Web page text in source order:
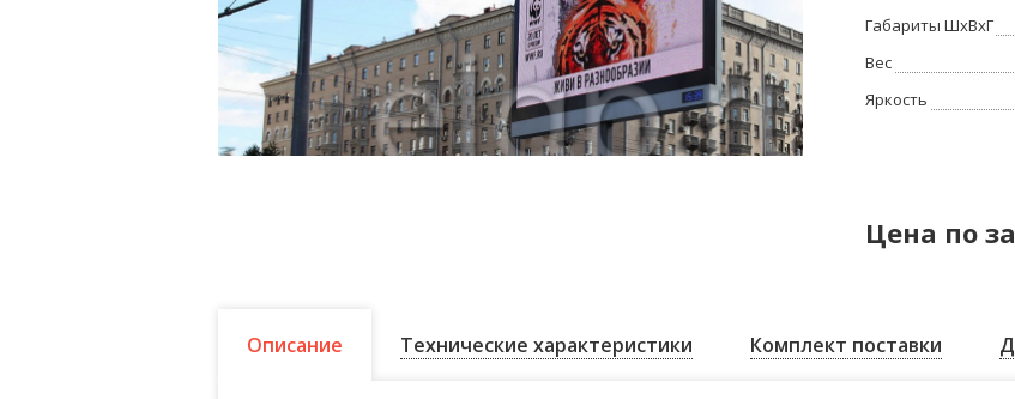
Габариты ШхВхГ
Вес
Яркость
Цена по
Описание Технические характеристики Комплект поставки